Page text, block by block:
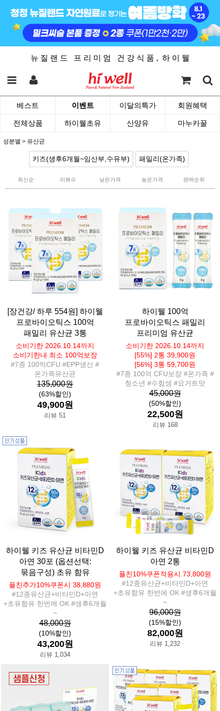
뉴 질 랜 드 프 리 미 엄 건 강 식 품 , 하 이 웰
베스트 이벤트 이달의특가 회원혜택
전체상품 하이웰초유 산양유 마누카꿀
성분별 > 유산균
키즈(생후6개월~임산부,수유부) 패밀리(온가족)
최신순 리뷰수 낮은가격 높은가격 판매순위
[장건강/ 하루 554원] 하이웰
프로바이오틱스 100억
패밀리 유산균 3통
소비기한 2026.10.14까지
소비기한내 최소 100억보장
#7종 100억CFU #EPP생산 #
온가족유산균
135,000원
(63%할인)
49,900원
리뷰 51
하이웰 100억
프로바이오틱스 패밀리
프리미엄 유산균
소비기한 2026.10.14까지
[55%] 2통 39,900원
[56%] 3통 59,700원
#7종 100억 CFU보장 #온가족 #
청소년 #수험생 #요거트맛
45,000원
(50%할인)
22,500원
리뷰 168
하이웰 키즈 유산균 비타민D
아연 30포 (옵션선택:
묶음구성) 초유 함유
플친추가10%쿠폰시 38,880원
#12종유산균+비타민D+아연
+초유함유 한번에 OK #생후6개월
~
48,000원
(10%할인)
43,200원
리뷰 1,034
하이웰 키즈 유산균 비타민D
아연 2통
플친10%쿠폰적용시 73,800원
#12종유산균+비타민D+아연
+초유함유 한번에 OK #생후6개월
~
96,000원
(15%할인)
82,000원
리뷰 1,232